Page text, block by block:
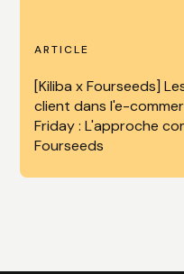
ARTICLE
[Kiliba x Fourseeds]
client dans l'e-
Friday : L'approche
Fourseeds